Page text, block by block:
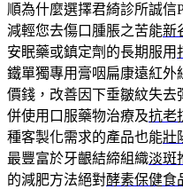
順為什麼選擇君綺診所誠信
減輕您去傷口腫脹之苦能新
安眠藥或鎮定劑的長期服用
鐵單獨專用膏咽扁康遠紅外
價錢，改善因下垂皺紋失去
併使用口服藥物治療及抗老
種客製化需求的產品也能壯
最豐富於牙齦結締組織淡斑
的減肥方法絕對酵素保健食